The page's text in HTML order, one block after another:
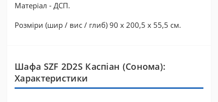
Матеріал - ДСП.
Розміри (шир / вис / глиб) 90 x 200,5 x 55,5 см.
Шафа SZF 2D2S Каспіан (Сонома):
Характеристики